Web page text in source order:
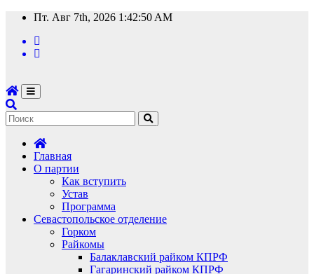
Перейти
содержимому
Пт. Авг 7th, 2026 1:42:50 AM
Главная
О партии
Как вступить
Устав
Программа
Севастопольское отделение
Горком
Райкомы
Балаклавский райком КПРФ
Гагаринский райком КПРФ